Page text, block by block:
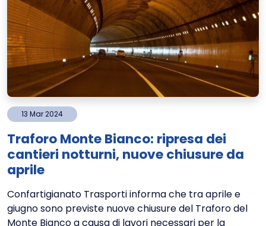
13 Mar2024
Traforo Monte Bianco: ripresa dei
cantieri notturni, nuove chiusure da
aprile
Confartigianato Trasporti informa che tra aprile e
giugno sono previste nuove chiusure del Traforo del
Monte Bianco a causa di lavori necessari per la